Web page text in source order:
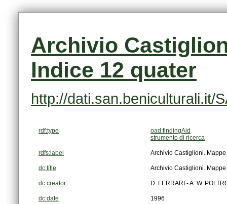
Indice 12 quater
http://dati.san.beniculturali.it/
rdf:type
oad:findingAid
strumento di ricerca
rdfs:label Archivio Castiglioni.
dc:title Archivio Castiglioni.
dc:creator D. FERRARI - A. W.
dc:date 1996